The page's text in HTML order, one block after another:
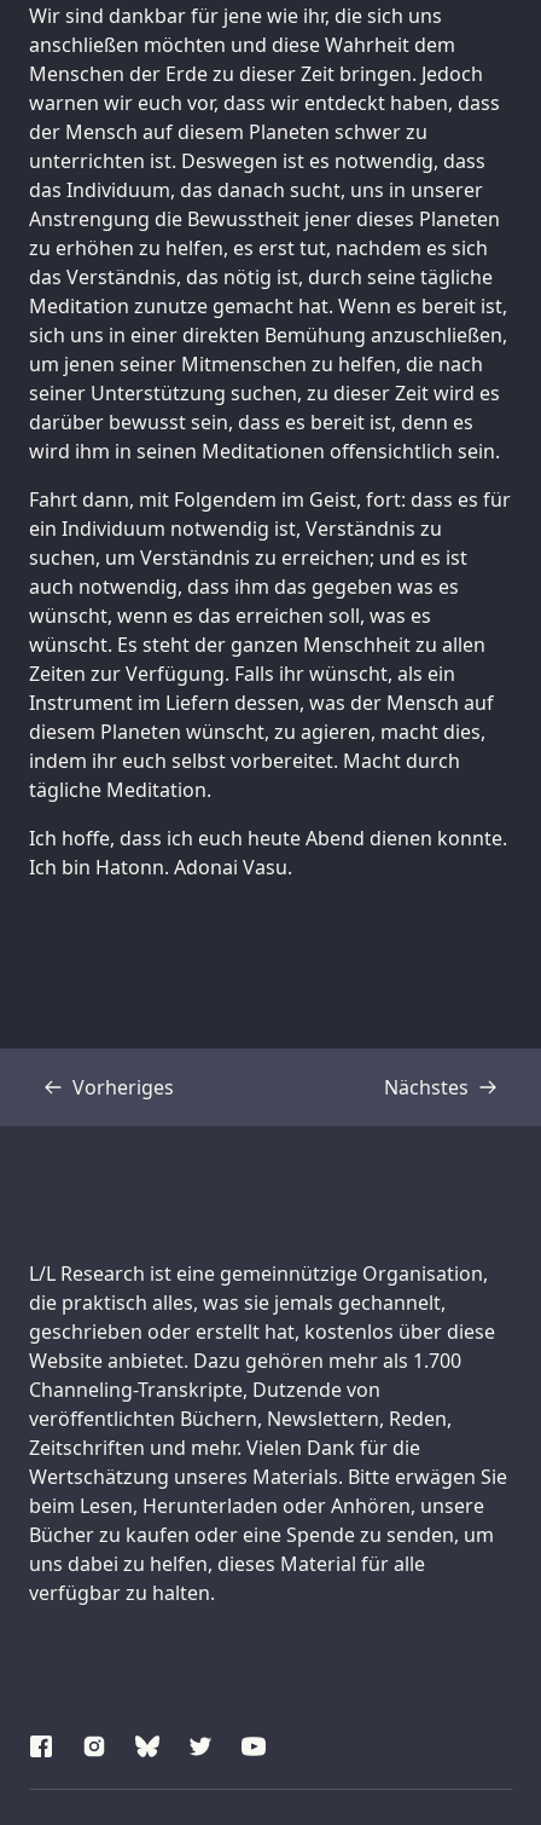
Wir sind dankbar für jene wie ihr, die sich uns
anschließen möchten und diese Wahrheit dem
Menschen der Erde zu dieser Zeit bringen. Jedoch
warnen wir euch vor, dass wir entdeckt haben, dass
der Mensch auf diesem Planeten schwer zu
unterrichten ist. Deswegen ist es notwendig, dass
das Individuum, das danach sucht, uns in unserer
Anstrengung die Bewusstheit jener dieses Planeten
zu erhöhen zu helfen, es erst tut, nachdem es sich
das Verständnis, das nötig ist, durch seine tägliche
Meditation zunutze gemacht hat. Wenn es bereit ist,
sich uns in einer direkten Bemühung anzuschließen,
um jenen seiner Mitmenschen zu helfen, die nach
seiner Unterstützung suchen, zu dieser Zeit wird es
darüber bewusst sein, dass es bereit ist, denn es
wird ihm in seinen Meditationen offensichtlich sein.
Fahrt dann, mit Folgendem im Geist, fort: dass es für
ein Individuum notwendig ist, Verständnis zu
suchen, um Verständnis zu erreichen; und es ist
auch notwendig, dass ihm das gegeben was es
wünscht, wenn es das erreichen soll, was es
wünscht. Es steht der ganzen Menschheit zu allen
Zeiten zur Verfügung. Falls ihr wünscht, als ein
Instrument im Liefern dessen, was der Mensch auf
diesem Planeten wünscht, zu agieren, macht dies,
indem ihr euch selbst vorbereitet. Macht durch
tägliche Meditation.
Ich hoffe, dass ich euch heute Abend dienen konnte.
Ich bin Hatonn. Adonai Vasu.
Vorheriges
Transkript Nächstes
Transkript
Support us:
L/L Research ist eine gemeinnützige Organisation,
die praktisch alles, was sie jemals gechannelt,
geschrieben oder erstellt hat, kostenlos über diese
Website anbietet. Dazu gehören mehr als 1.700
Channeling-Transkripte, Dutzende von
veröffentlichten Büchern, Newslettern, Reden,
Zeitschriften und mehr. Vielen Dank für die
Wertschätzung unseres Materials. Bitte erwägen Sie
beim Lesen, Herunterladen oder Anhören, unsere
Bücher zu kaufen oder eine Spende zu senden, um
uns dabei zu helfen, dieses Material für alle
verfügbar zu halten.